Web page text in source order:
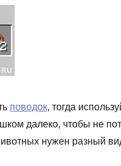
поводок, тогда
далеко, чтобы не
нужен разный